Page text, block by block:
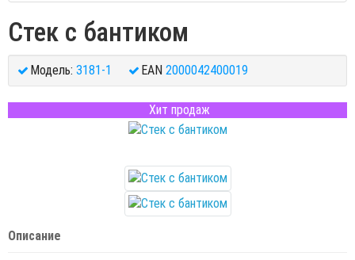
Стек с бантиком
Модель: 3181-1 EAN 2000042400019
Хит продаж
Описание